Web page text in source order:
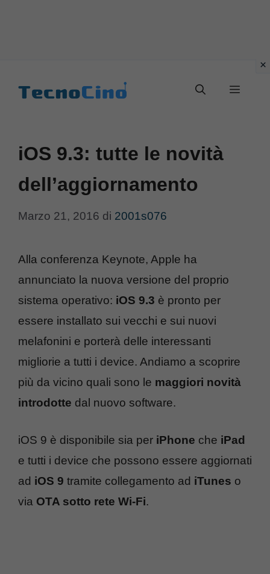
Menu
iOS 9.3: tutte le novità
dell’aggiornamento
Marzo 21, 2016 di 2001s076
Alla conferenza Keynote, Apple ha
annunciato la nuova versione del proprio
sistema operativo: iOS 9.3 è pronto per
essere installato sui vecchi e sui nuovi
melafonini e porterà delle interessanti
migliorie a tutti i device. Andiamo a scoprire
più da vicino quali sono le maggiori novità
introdotte dal nuovo software.
iOS 9 è disponibile sia per iPhone che iPad
e tutti i device che possono essere aggiornati
ad iOS 9 tramite collegamento ad iTunes o
via OTA sotto rete Wi-Fi.